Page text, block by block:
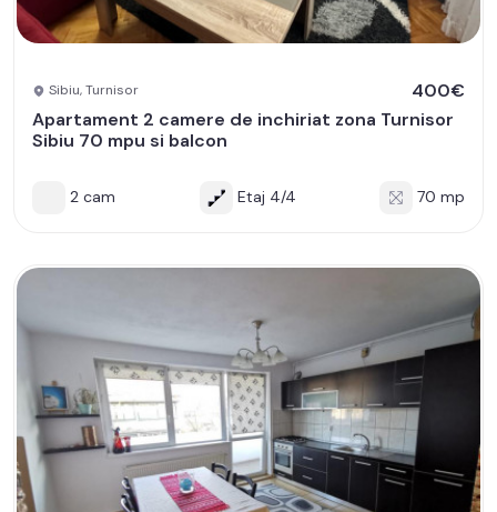
Sibiu, Turnisor
400€
Apartament 2 camere de inchiriat zona Turnisor
Sibiu 70 mpu si balcon
2 cam Etaj 4/4 70 mp